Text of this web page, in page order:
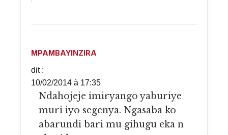
MPAMBAYINZIRA
dit :
10/02/2014 à 17:35
Ndahojeje imiryango yaburiye
muri iyo segenya. Ngasaba ko
abarundi bari mu gihugu eka n